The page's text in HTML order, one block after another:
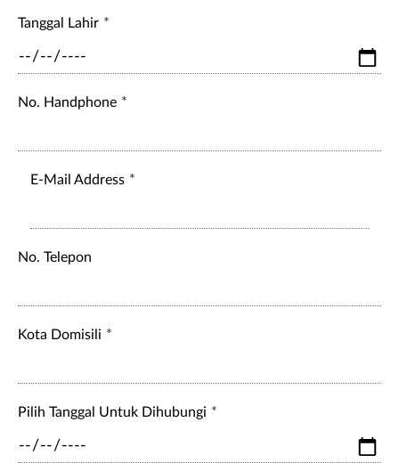
Tanggal Lahir
No. Handphone
E-Mail Address
No. Telepon
Kota Domisili
Pilih Tanggal Untuk Dihubungi